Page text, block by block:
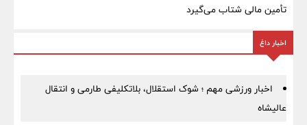
تأمین مالی شتاب می‌گیرد
اخبار داغ
اخبار ورزشی مهم ؛ شوک استقلال، بلاتکلیفی طارمی و انتقال
عالیشاه